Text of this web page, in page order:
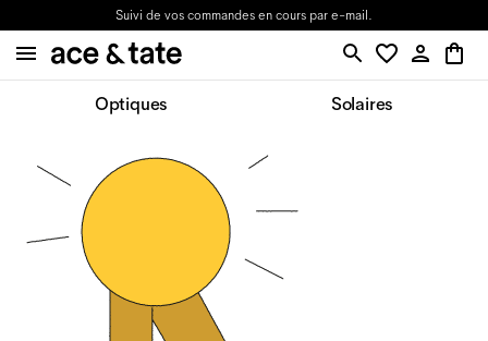
Suivi de vos commandes en cours par e-mail.
Optiques Solaires